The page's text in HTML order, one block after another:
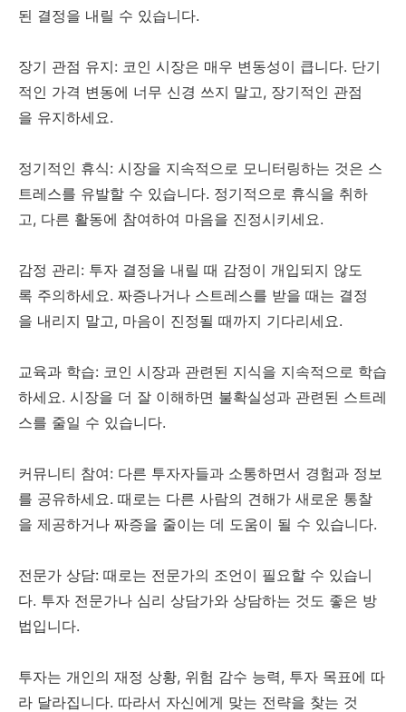
된 결정을 내릴 수 있습니다.
장기 관점 유지: 코인 시장은 매우 변동성이 큽니다. 단기
적인 가격 변동에 너무 신경 쓰지 말고, 장기적인 관점
을 유지하세요.
정기적인 휴식: 시장을 지속적으로 모니터링하는 것은 스
트레스를 유발할 수 있습니다. 정기적으로 휴식을 취하
고, 다른 활동에 참여하여 마음을 진정시키세요.
감정 관리: 투자 결정을 내릴 때 감정이 개입되지 않도
록 주의하세요. 짜증나거나 스트레스를 받을 때는 결정
을 내리지 말고, 마음이 진정될 때까지 기다리세요.
교육과 학습: 코인 시장과 관련된 지식을 지속적으로 학습
하세요. 시장을 더 잘 이해하면 불확실성과 관련된 스트레
스를 줄일 수 있습니다.
커뮤니티 참여: 다른 투자자들과 소통하면서 경험과 정보
를 공유하세요. 때로는 다른 사람의 견해가 새로운 통찰
을 제공하거나 짜증을 줄이는 데 도움이 될 수 있습니다.
전문가 상담: 때로는 전문가의 조언이 필요할 수 있습니
다. 투자 전문가나 심리 상담가와 상담하는 것도 좋은 방
법입니다.
투자는 개인의 재정 상황, 위험 감수 능력, 투자 목표에 따
라 달라집니다. 따라서 자신에게 맞는 전략을 찾는 것